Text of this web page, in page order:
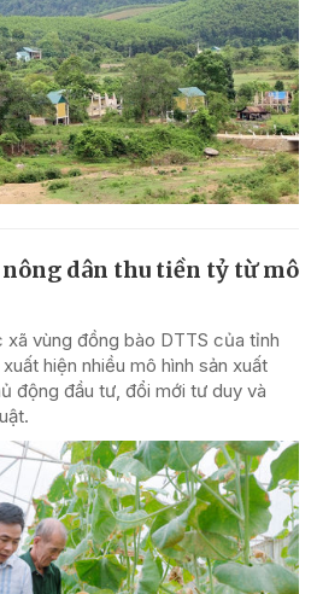
dân thu tiền tỷ từ mô
xã vùng đồng bào DTTS của tỉnh
hiện nhiều mô hình sản xuất
động đầu tư, đổi mới tư duy và